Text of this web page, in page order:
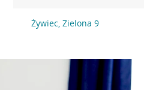
Żywiec, Zielona 9